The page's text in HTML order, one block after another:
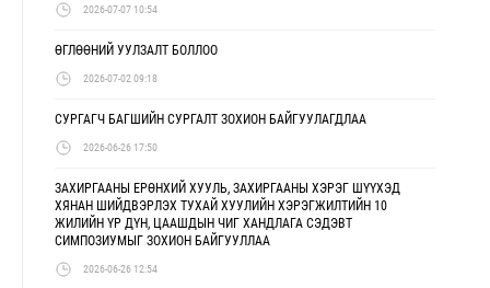
2026-07-07 10:54
ӨГЛӨӨНИЙ УУЛЗАЛТ БОЛЛОО
2026-07-02 09:18
СУРГАГЧ БАГШИЙН СУРГАЛТ ЗОХИОН БАЙГУУЛАГДЛАА
2026-06-26 17:50
ЗАХИРГААНЫ ЕРӨНХИЙ ХУУЛЬ, ЗАХИРГААНЫ ХЭРЭГ ШҮҮХЭД
ХЯНАН ШИЙДВЭРЛЭХ ТУХАЙ ХУУЛИЙН ХЭРЭГЖИЛТИЙН 10
ЖИЛИЙН ҮР ДҮН, ЦААШДЫН ЧИГ ХАНДЛАГА СЭДЭВТ
СИМПОЗИУМЫГ ЗОХИОН БАЙГУУЛЛАА
2026-06-26 12:54